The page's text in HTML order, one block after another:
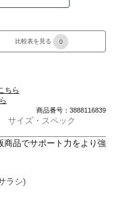
比較表を見る 0
ちら
商品番号：3888116839
サイズ・スペック
品でサポート力をより強
ラシ)
(デオセル) ポリウレタン